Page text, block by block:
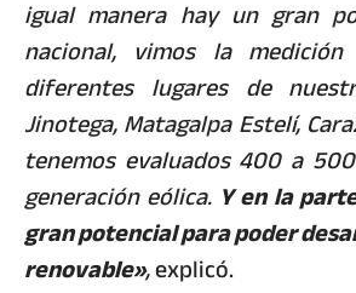
igual manera hay un gran
nacional, vimos la
diferentes lugares de
Jinotega, Matagalpa Estelí,
tenemos evaluados 400 a
generación eólica. Y en la
gran potencial para poder
renovable»,explicó.